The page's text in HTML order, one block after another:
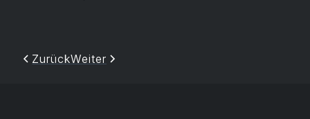
ZurückWeiter